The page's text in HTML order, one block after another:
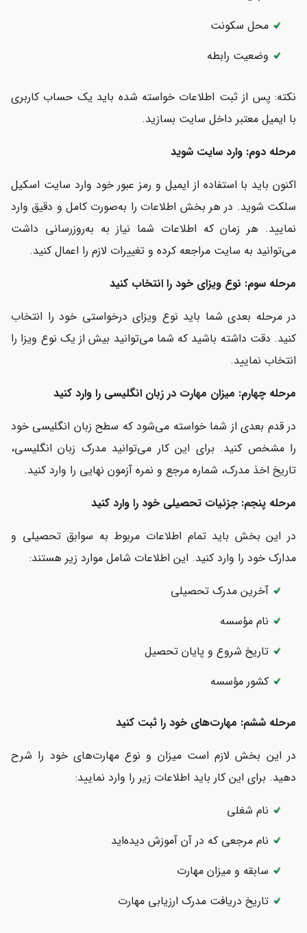
محل سکونت
وضعیت رابطه
نکته: پس از ثبت اطلاعات خواسته شده باید یک حساب کاربری
با ایمیل معتبر داخل سایت بسازید.
مرحله دوم: وارد سایت شوید
اکنون باید با استفاده از ایمیل و رمز عبور خود وارد سایت اسکیل
سلکت شوید. در هر بخش اطلاعات را به‌صورت کامل و دقیق وارد
نمایید. هر زمان که اطلاعات شما نیاز به به‌روزرسانی داشت
می‌توانید به سایت مراجعه کرده و تغییرات لازم را اعمال کنید.
مرحله سوم: نوع ویزای خود را انتخاب کنید
در مرحله بعدی شما باید نوع ویزای درخواستی خود را انتخاب
کنید. دقت داشته باشید که شما می‌توانید بیش از یک نوع ویزا را
انتخاب نمایید.
مرحله چهارم: میزان مهارت در زبان انگلیسی را وارد کنید
در قدم بعدی از شما خواسته می‌شود که سطح زبان انگلیسی خود
را مشخص کنید. برای این کار می‌توانید مدرک زبان انگلیسی،
تاریخ اخذ مدرک، شماره مرجع و نمره آزمون نهایی را وارد کنید.
مرحله پنجم: جزئیات تحصیلی خود را وارد کنید
در این بخش باید تمام اطلاعات مربوط به سوابق تحصیلی و
مدارک خود را وارد کنید. این اطلاعات شامل موارد زیر هستند:
آخرین مدرک تحصیلی
نام مؤسسه
تاریخ شروع و پایان تحصیل
کشور مؤسسه
مرحله ششم: مهارت‌های خود را ثبت کنید
در این بخش لازم است میزان و نوع مهارت‌های خود را شرح
دهید. برای این کار باید اطلاعات زیر را وارد نمایید:
نام شغلی
نام مرجعی که در آن آموزش دیده‌اید
سابقه و میزان مهارت
تاریخ دریافت مدرک ارزیابی مهارت